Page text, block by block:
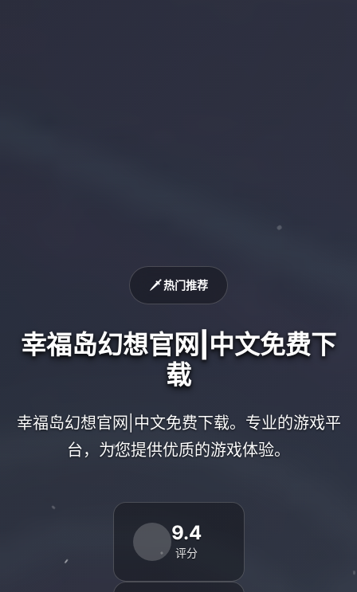
🗡️ 热门推荐
幸福岛幻想官网|中文免费下
载
幸福岛幻想官网|中文免费下载。专业的游戏平
台，为您提供优质的游戏体验。
9.4
评分